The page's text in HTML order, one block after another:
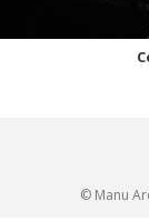
© Manu